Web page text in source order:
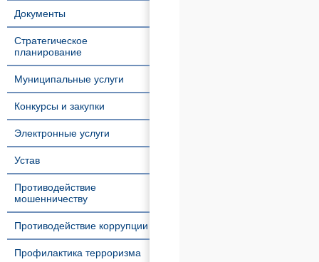
Документы
Стратегическое
планирование
Муниципальные услуги
Конкурсы и закупки
Электронные услуги
Устав
Противодействие
мошенничеству
Противодействие коррупции
Профилактика терроризма